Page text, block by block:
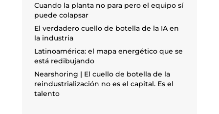
Cuando la planta no para pero el equipo sí
puede colapsar
El verdadero cuello de botella de la IA en
la industria
Latinoamérica: el mapa energético que se
está redibujando
Nearshoring | El cuello de botella de la
reindustrialización no es el capital. Es el
talento